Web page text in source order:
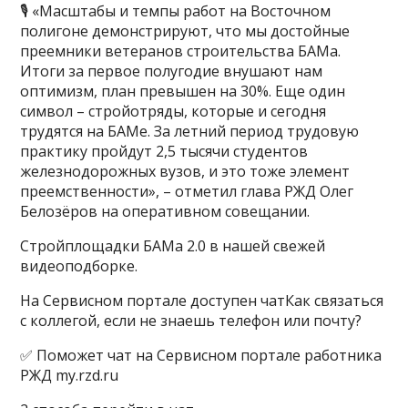
🎙 «Масштабы и темпы работ на Восточном
полигоне демонстрируют, что мы достойные
преемники ветеранов строительства БАМа.
Итоги за первое полугодие внушают нам
оптимизм, план превышен на 30%. Еще один
символ – стройотряды, которые и сегодня
трудятся на БАМе. За летний период трудовую
практику пройдут 2,5 тысячи студентов
железнодорожных вузов, и это тоже элемент
преемственности», – отметил глава РЖД Олег
Белозёров на оперативном совещании.
Стройплощадки БАМа 2.0 в нашей свежей
видеоподборке.
На Сервисном портале доступен чатКак связаться
с коллегой, если не знаешь телефон или почту?
✅ Поможет чат на Сервисном портале работника
РЖД my.rzd.ru